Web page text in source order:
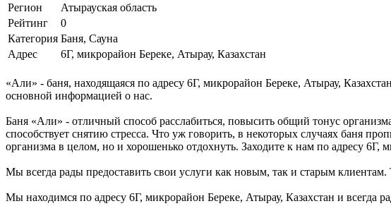
Регион
Атырауская область
Рейтинг
0
Категория Баня, Сауна
Адрес
6Г, микрорайон Береке, Атырау, Казахстан
«Али» - баня, находящаяся по адресу 6Г, микрорайон Береке, Атырау,
основной информацией о нас.
Баня «Али» - отличный способ расслабиться, повысить общий тонус
способствует снятию стресса. Что уж говорить, в некоторых случаях баня
организма в целом, но и хорошенько отдохнуть. Заходите к нам по адресу 6Г,
Мы всегда рады предоставить свои услуги как новым, так и старым
Мы находимся по адресу 6Г, микрорайон Береке, Атырау, Казахстан и всегда